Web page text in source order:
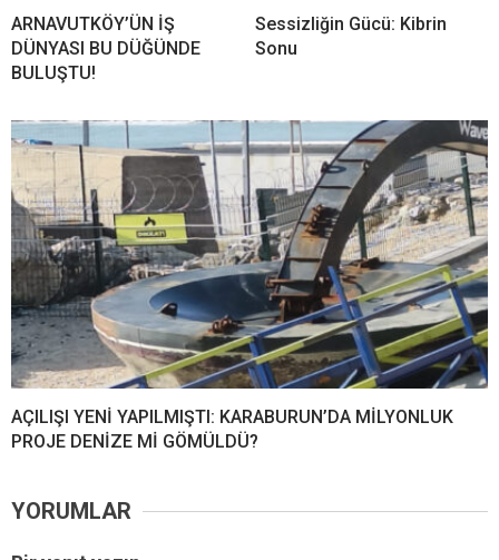
ARNAVUTKÖY’ÜN İŞ
DÜNYASI BU DÜĞÜNDE
BULUŞTU!
Sessizliğin Gücü: Kibrin
Sonu
AÇILIŞI YENİ YAPILMIŞTI: KARABURUN’DA MİLYONLUK
PROJE DENİZE Mİ GÖMÜLDÜ?
YORUMLAR